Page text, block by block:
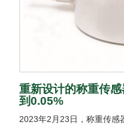
重新设计的称重传
到0.05%
2023年2月23日，称重传感